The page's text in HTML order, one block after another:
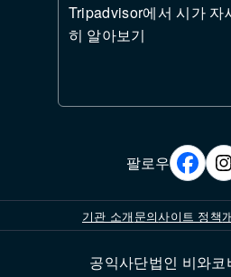
Tripadvisor에서 시가 자
히 알아보기
팔로우
기관 소개 문의사이트 정책
공익사단법인 비와